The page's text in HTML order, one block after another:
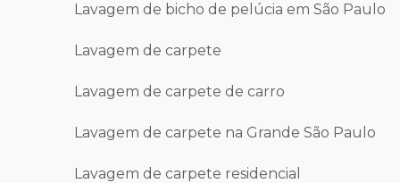
Lavagem de bicho de pelúcia em São Paulo
Lavagem de carpete
Lavagem de carpete de carro
Lavagem de carpete na Grande São Paulo
Lavagem de carpete residencial